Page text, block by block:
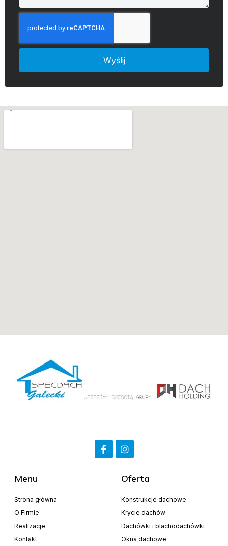
Wyślij
Menu
Strona główna
O Firmie
Realizacje
Kontakt
Oferta
Konstrukcje dachowe
Krycie dachów
Dachówki i blachodachówki
Okna dachowe